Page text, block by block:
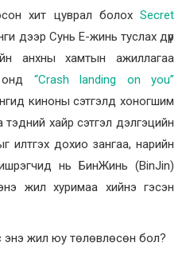
хит цуврал болох Secret
дээр Сунь Е-жинь туслах дүр
анхны хамтын ажиллагаа
“Crash landing on you”
киноны сэтгэлд хоногшим
тэдний хайр сэтгэл дэлгэцийн
илтгэх дохио зангаа, нарийн
нь БинЖинь (BinJin)
жил хуримаа хийнэ гэсэн
энэ жил юу төлөвлөсөн бол?